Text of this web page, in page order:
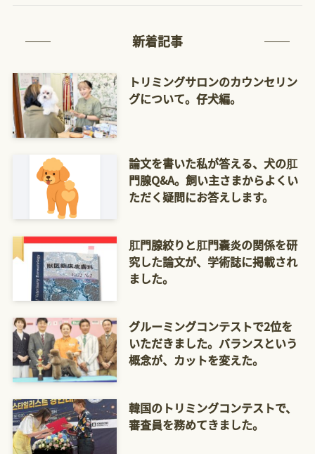
新着記事
トリミングサロンのカウンセリン
グについて。仔犬編。
論文を書いた私が答える、犬の肛
門腺Q&A。飼い主さまからよくい
ただく疑問にお答えします。
肛門腺絞りと肛門嚢炎の関係を研
究した論文が、学術誌に掲載され
ました。
グルーミングコンテストで2位を
いただきました。バランスという
概念が、カットを変えた。
韓国のトリミングコンテストで、
審査員を務めてきました。